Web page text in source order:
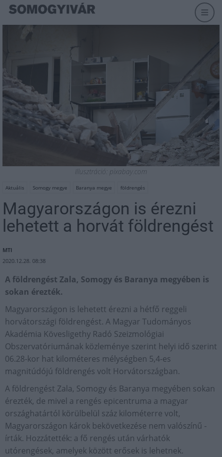
Illusztráció: pixabay.com
Aktuális Somogy megye Baranya megye földrengés
Magyarországon is érezni
lehetett a horvát földrengést
MTI
2020.12.28. 08:38
A földrengést Zala, Somogy és Baranya megyében is
sokan érezték.
Magyarországon is lehetett érezni a hétfő reggeli
horvátországi földrengést. A Magyar Tudományos
Akadémia Kövesligethy Radó Szeizmológiai
Obszervatóriumának közleménye szerint helyi idő szerint
06.28-kor hat kilométeres mélységben 5,4-es
magnitúdójú földrengés volt Horvátországban.
A földrengést Zala, Somogy és Baranya megyében sokan
érezték, de mivel a rengés epicentruma a magyar
országhatártól körülbelül száz kilométerre volt,
Magyarországon károk bekövetkezése nem valószínű -
írták. Hozzátették: a fő rengés után várhatók
utórengések, amelyek között erősek is lehetnek.